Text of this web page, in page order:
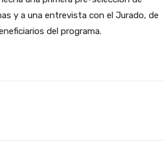
y a una entrevista con el Jurado, de
del programa.